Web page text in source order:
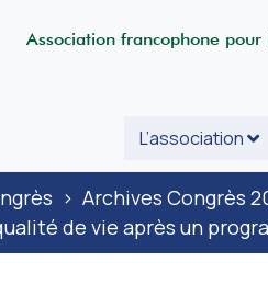
Association francophone
L’association
> Archives Congrès
de vie après un